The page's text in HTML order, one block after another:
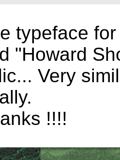
typeface
"Howard
Very
!!!!